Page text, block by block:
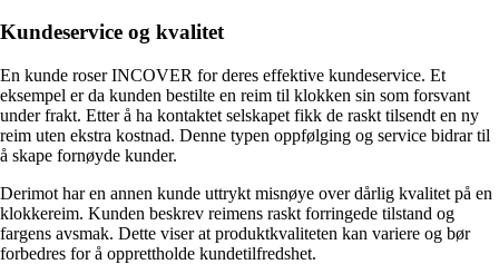
Kundeservice og kvalitet
En kunde roser INCOVER for deres effektive kundeservice. Et
eksempel er da kunden bestilte en reim til klokken sin som forsvant
under frakt. Etter å ha kontaktet selskapet fikk de raskt tilsendt en ny
reim uten ekstra kostnad. Denne typen oppfølging og service bidrar til
å skape fornøyde kunder.
Derimot har en annen kunde uttrykt misnøye over dårlig kvalitet på en
klokkereim. Kunden beskrev reimens raskt forringede tilstand og
fargens avsmak. Dette viser at produktkvaliteten kan variere og bør
forbedres for å opprettholde kundetilfredshet.